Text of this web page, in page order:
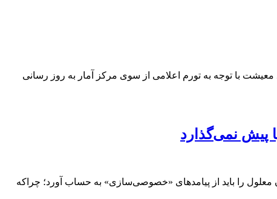
با توجه به تورم اعلامی از سوی مرکز آمار به روز رسانی
پیش نمی‌گذارد
را باید از پیامدهای «خصوصی‌سازی‌» به حساب آورد؛ چراکه